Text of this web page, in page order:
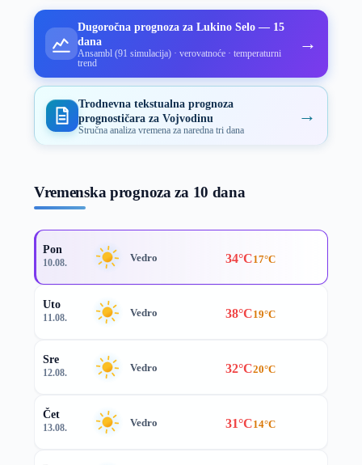
Dugoročna prognoza za Lukino Selo — 15
dana
Ansambl (91 simulacija) · verovatnoće · temperaturni
trend
→
Trodnevna tekstualna prognoza
prognostičara za Vojvodinu
Stručna analiza vremena za naredna tri dana
→
Vremenska prognoza za 10 dana
Pon
10.08. Vedro 34°C17°C
Uto
11.08. Vedro 38°C19°C
Sre
12.08. Vedro 32°C20°C
Čet
13.08. Vedro 31°C14°C